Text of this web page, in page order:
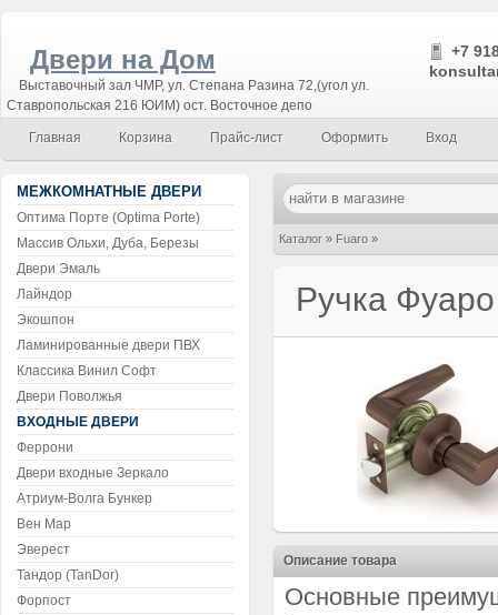
Двери на Дом
Выставочный зал ЧМР, ул. Степана Разина 72,(угол ул.
Ставропольская 216 ЮИМ) ост. Восточное депо
+7
Главная Корзина Прайс-лист Оформить Вход
Каталог » Fuaro »
Ручка
Описание товара
Основные
МЕЖКОМНАТНЫЕ ДВЕРИ
Оптима Порте (Optima Porte)
Массив Ольхи, Дуба, Березы
Двери Эмаль
Лайндор
Экошпон
Ламинированные двери ПВХ
Классика Винил Софт
Двери Поволжья
ВХОДНЫЕ ДВЕРИ
Феррони
Двери входные Зеркало
Атриум-Волга Бункер
Вен Мар
Эверест
Тандор (TanDor)
Форпост